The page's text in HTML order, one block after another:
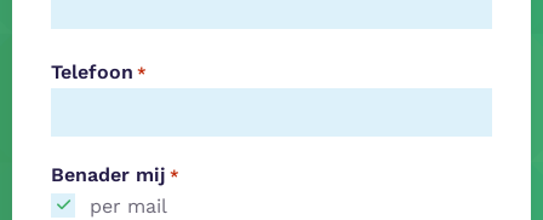
Telefoon *
Benader mij *
per mail